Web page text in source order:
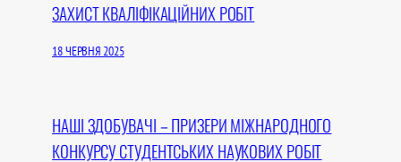
ЗАХИСТ КВАЛІФІКАЦІЙНИХ РОБІТ
18 ЧЕРВНЯ 2025
НАШІ ЗДОБУВАЧІ – ПРИЗЕРИ МІЖНАРОДНОГО
КОНКУРСУ СТУДЕНТСЬКИХ НАУКОВИХ РОБІТ